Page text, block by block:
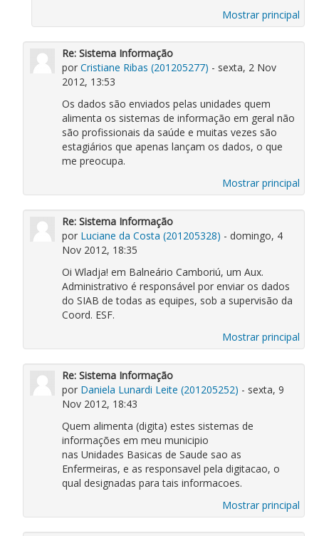
Mostrar principal
Re: Sistema Informação
porCristiane Ribas (201205277) - sexta, 2 Nov
2012, 13:53
Os dados são enviados pelas unidades quem
alimenta os sistemas de informação em geral não
são profissionais da saúde e muitas vezes são
estagiários que apenas lançam os dados, o que
me preocupa.
Mostrar principal
Re: Sistema Informação
por Luciane da Costa (201205328) - domingo, 4
Nov 2012, 18:35
Oi Wladja! em Balneário Camboriú, um Aux.
Administrativo é responsável por enviar os dados
do SIAB de todas as equipes, sob a supervisão da
Coord. ESF.
Mostrar principal
Re: Sistema Informação
por Daniela Lunardi Leite (201205252) - sexta, 9
Nov 2012, 18:43
Quem alimenta (digita) estes sistemas de
informações em meu municipio
nas Unidades Basicas de Saude sao as
Enfermeiras, e as responsavel pela digitacao, o
qual designadas para tais informacoes.
Mostrar principal